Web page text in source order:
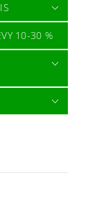
10-30 %